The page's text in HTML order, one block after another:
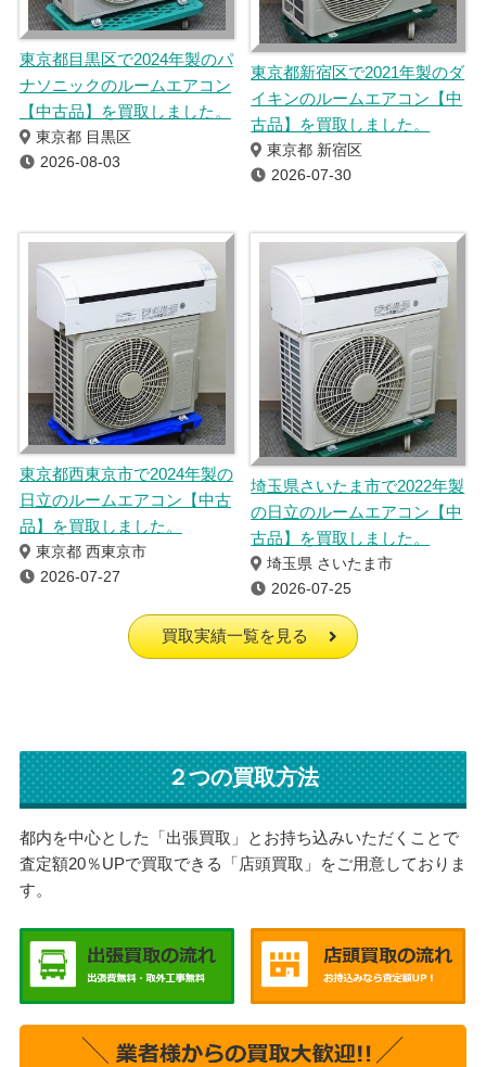
東京都目黒区で2024年製のパ
ナソニックのルームエアコン
【中古品】を買取しました。
東京都 目黒区
2026-08-03
東京都新宿区で2021年製のダ
イキンのルームエアコン【中
古品】を買取しました。
東京都 新宿区
2026-07-30
東京都西東京市で2024年製の
日立のルームエアコン【中古
品】を買取しました。
東京都 西東京市
2026-07-27
埼玉県さいたま市で2022年製
の日立のルームエアコン【中
古品】を買取しました。
埼玉県 さいたま市
2026-07-25
買取実績一覧を見る
２つの買取方法
都内を中心とした「出張買取」とお持ち込みいただくことで
査定額20％UPで買取できる「店頭買取」をご用意しておりま
す。